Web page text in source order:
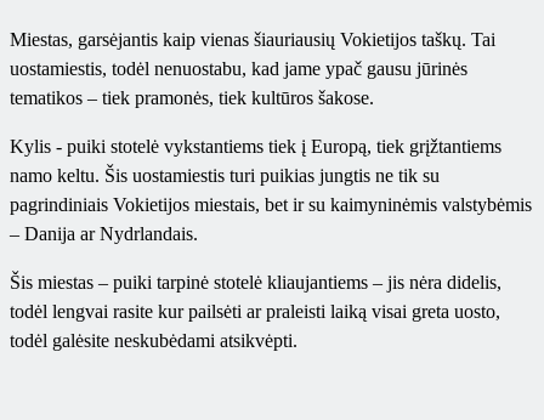
Miestas, garsėjantis kaip vienas šiauriausių Vokietijos taškų. Tai
uostamiestis, todėl nenuostabu, kad jame ypač gausu jūrinės
tematikos – tiek pramonės, tiek kultūros šakose.
Kylis - puiki stotelė vykstantiems tiek į Europą, tiek grįžtantiems
namo keltu. Šis uostamiestis turi puikias jungtis ne tik su
pagrindiniais Vokietijos miestais, bet ir su kaimyninėmis valstybėmis
– Danija ar Nydrlandais.
Šis miestas – puiki tarpinė stotelė kliaujantiems – jis nėra didelis,
todėl lengvai rasite kur pailsėti ar praleisti laiką visai greta uosto,
todėl galėsite neskubėdami atsikvėpti.